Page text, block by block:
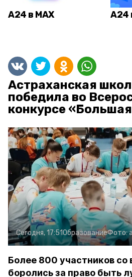
А24 в MAX А24
Астраханская
победила во
конкурсе
Сегодня, 17:51ОбразованиеФото:
Более 800 участников со
боролись за право быть